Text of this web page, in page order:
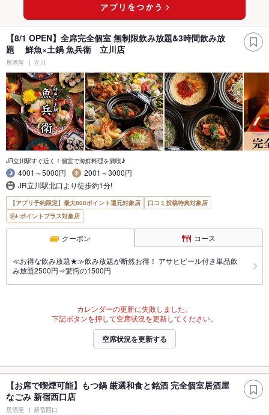
【8/1 OPEN】全席完全個室 無制限飲み放題&3時間飲み放
題 鮮魚×土鍋 魚兵衛 立川店
居酒屋 立川
JR立川駅すぐ近く！個室で海鮮料理を満喫♪
4001～5000円
2001～3000円
JR立川駅北口より徒歩約1分!
【アプリ予約限定】最大800ポイント還元対象店
口コミ投稿特典対象店
ポイントプラス対象店
クーポン コース
≪お得な飲み放題★≫飲み放題が断然お得！ アサヒビール付き単品飲
み放題2500円⇒驚愕の1500円
カレンダーの更新に失敗しました。
下記ボタンを押して空席状況を更新してください。
空席状況を更新する
【お席で喫煙可能】もつ鍋 厳選和食と銘酒 完全個室居酒屋
なごみ 新宿西口店
居酒屋 新宿西口